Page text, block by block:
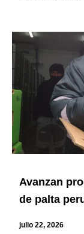
Avanzan
de palta
julio 22, 2026